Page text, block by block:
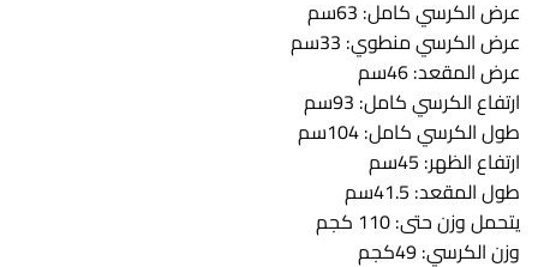
عرض الكرسي كامل: 63سم
عرض الكرسي منطوي: 33سم
عرض المقعد: 46سم
ارتفاع الكرسي كامل: 93سم
طول الكرسي كامل: 104سم
ارتفاع الظهر: 45سم
طول المقعد: 41.5سم
يتحمل وزن حتى: 110 كجم
وزن الكرسي: 49كجم